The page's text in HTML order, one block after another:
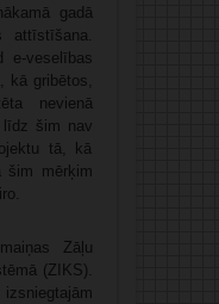
gadā
attīstīšana.
e-veselības
kā gribētos,
nevienā
līdz šim nav
tā, kā
šim mērķim
Zāļu
(ZIKS).